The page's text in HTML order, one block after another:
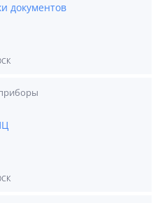
документов